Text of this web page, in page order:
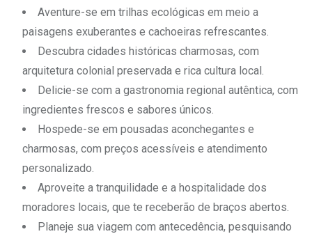
Aventure-se em trilhas ecológicas em meio a
paisagens exuberantes e cachoeiras refrescantes.
Descubra cidades históricas charmosas, com
arquitetura colonial preservada e rica cultura local.
Delicie-se com a gastronomia regional autêntica, com
ingredientes frescos e sabores únicos.
Hospede-se em pousadas aconchegantes e
charmosas, com preços acessíveis e atendimento
personalizado.
Aproveite a tranquilidade e a hospitalidade dos
moradores locais, que te receberão de braços abertos.
Planeje sua viagem com antecedência, pesquisando